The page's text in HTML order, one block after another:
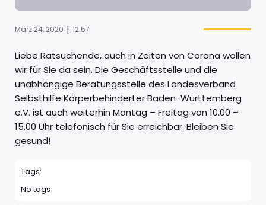
März 24, 2020 | 12:57
Liebe Ratsuchende, auch in Zeiten von Corona wollen
wir für Sie da sein. Die Geschäftsstelle und die
unabhängige Beratungsstelle des Landesverband
Selbsthilfe Körperbehinderter Baden-Württemberg
e.V. ist auch weiterhin Montag – Freitag von 10.00 –
15.00 Uhr telefonisch für Sie erreichbar. Bleiben Sie
gesund!
Tags:
No tags